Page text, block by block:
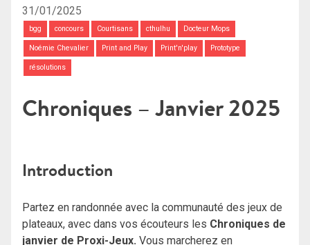
31/01/2025
bgg concours Courtisans cthulhu Docteur Mops
Noémie Chevalier Print and Play Print'n'play Prototype
résolutions
Chroniques – Janvier 2025
Introduction
Partez en randonnée avec la communauté des jeux de
plateaux, avec dans vos écouteurs les Chroniques de
janvier de Proxi-Jeux. Vous marcherez en